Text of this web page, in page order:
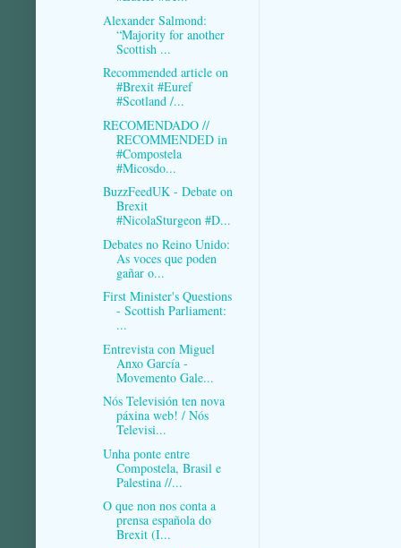
Alexander Salmond:
“Majority for another
Scottish ...
Recommended article on
#Brexit #Euref
#Scotland /...
RECOMENDADO //
RECOMMENDED in
#Compostela
#Micosdo...
BuzzFeedUK - Debate on
Brexit
#NicolaSturgeon #D...
Debates no Reino Unido:
As voces que poden
gañar o...
First Minister's Questions
- Scottish Parliament:
...
Entrevista con Miguel
Anxo García -
Movemento Gale...
Nós Televisión ten nova
páxina web! / Nós
Televisi...
Unha ponte entre
Compostela, Brasil e
Palestina //...
O que non nos conta a
prensa española do
Brexit (I...